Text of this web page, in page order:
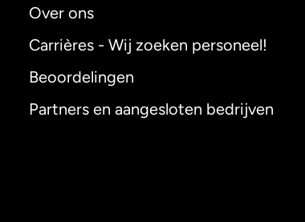
Over ons
Carrières - Wij zoeken personeel!
Beoordelingen
Partners en aangesloten bedrijven